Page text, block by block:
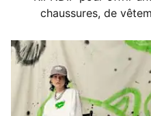
chaussures, de